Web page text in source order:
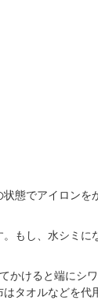
態でアイロンを
もし、水シミに
けると端に
タオルなどを代